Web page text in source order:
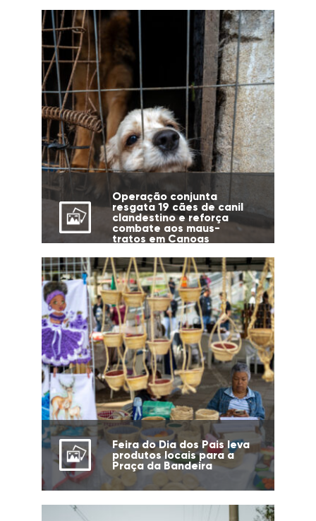
Operação conjunta
resgata 19 cães de canil
clandestino e reforça
combate aos maus-
tratos em Canoas
Feira do Dia dos Pais leva
produtos locais para a
Praça da Bandeira